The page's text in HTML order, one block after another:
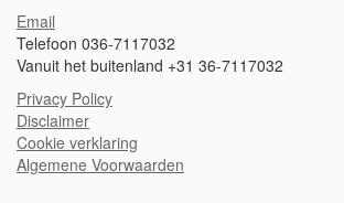
Email
Telefoon 036-7117032
Vanuit het buitenland +31 36-7117032
Privacy Policy
Disclaimer
Cookie verklaring
Algemene Voorwaarden